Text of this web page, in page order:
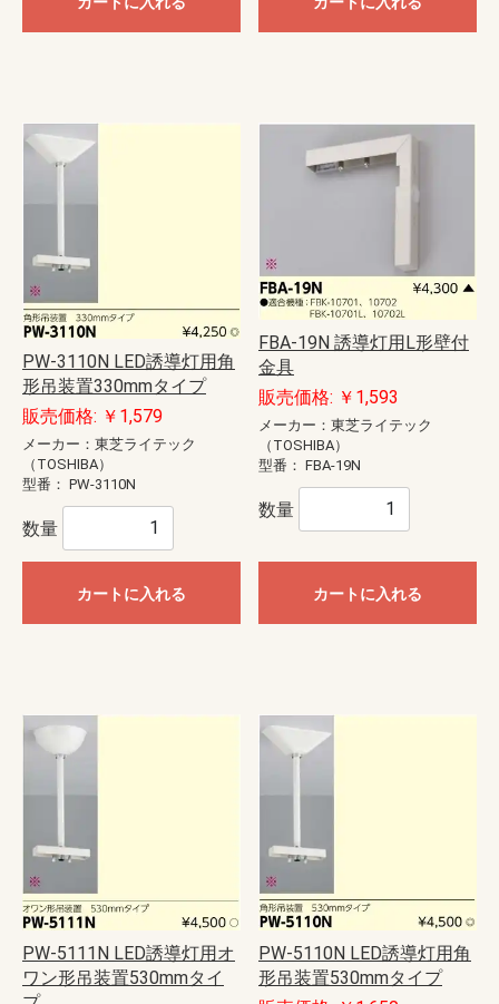
PW-3110N LED誘導灯用角
形吊装置330mmタイプ
販売価格: ￥1,579
メーカー：東芝ライテック
（TOSHIBA）
型番： PW-3110N
数量
カートに入れる
FBA-19N 誘導灯用L形壁付
金具
販売価格: ￥1,593
メーカー：東芝ライテック
（TOSHIBA）
型番： FBA-19N
数量
カートに入れる
PW-5111N LED誘導灯用オ
ワン形吊装置530mmタイ
PW-5110N LED誘導灯用角
形吊装置530mmタイプ